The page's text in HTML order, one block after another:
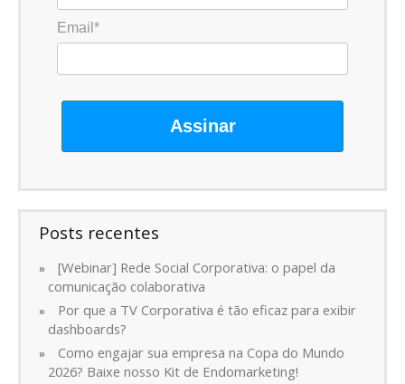
Email*
Assinar
Posts recentes
[Webinar] Rede Social Corporativa: o papel da
comunicação colaborativa
Por que a TV Corporativa é tão eficaz para exibir
dashboards?
Como engajar sua empresa na Copa do Mundo
2026? Baixe nosso Kit de Endomarketing!